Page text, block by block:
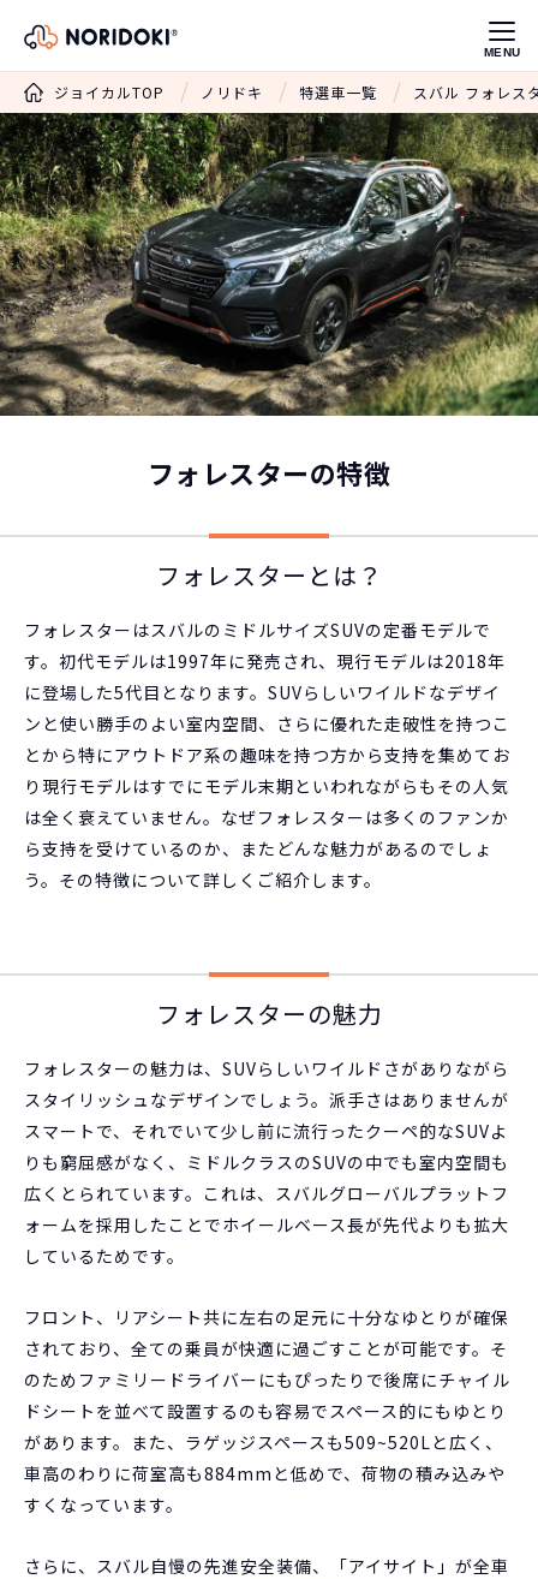
MENU
ジョイカルTOP ノリドキ 特選車一覧 スバル フォレス
フォレスターの特徴
フォレスターとは？
フォレスターはスバルのミドルサイズSUVの定番モデルで
す。初代モデルは1997年に発売され、現行モデルは2018年
に登場した5代目となります。SUVらしいワイルドなデザイ
ンと使い勝手のよい室内空間、さらに優れた走破性を持つこ
とから特にアウトドア系の趣味を持つ方から支持を集めてお
り現行モデルはすでにモデル末期といわれながらもその人気
は全く衰えていません。なぜフォレスターは多くのファンか
ら支持を受けているのか、またどんな魅力があるのでしょ
う。その特徴について詳しくご紹介します。
フォレスターの魅力
フォレスターの魅力は、SUVらしいワイルドさがありながら
スタイリッシュなデザインでしょう。派手さはありませんが
スマートで、それでいて少し前に流行ったクーペ的なSUVよ
りも窮屈感がなく、ミドルクラスのSUVの中でも室内空間も
広くとられています。これは、スバルグローバルプラットフ
ォームを採用したことでホイールベース長が先代よりも拡大
しているためです。
フロント、リアシート共に左右の足元に十分なゆとりが確保
されており、全ての乗員が快適に過ごすことが可能です。そ
のためファミリードライバーにもぴったりで後席にチャイル
ドシートを並べて設置するのも容易でスペース的にもゆとり
があります。また、ラゲッジスペースも509~520Lと広く、
車高のわりに荷室高も884mmと低めで、荷物の積み込みや
すくなっています。
さらに、スバル自慢の先進安全装備、「アイサイト」が全車